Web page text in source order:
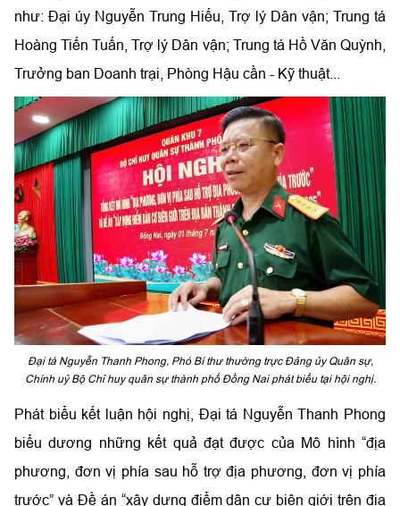
như: Đại úy Nguyễn Trung Hiếu, Trợ lý Dân vận; Trung tá
Hoàng Tiến Tuấn, Trợ lý Dân vận; Trung tá Hồ Văn Quỳnh,
Trưởng ban Doanh trại, Phòng Hậu cần - Kỹ thuật...
Đại tá Nguyễn Thanh Phong, Phó Bí thư thường trực Đảng ủy Quân sự,
Chính uỷ Bộ Chỉ huy quân sự thành phố Đồng Nai phát biểu tại hội nghị.
Phát biểu kết luận hội nghị, Đại tá Nguyễn Thanh Phong
biểu dương những kết quả đạt được của Mô hình “địa
phương, đơn vị phía sau hỗ trợ địa phương, đơn vị phía
trước” và Đề án “xây dựng điểm dân cư biên giới trên địa